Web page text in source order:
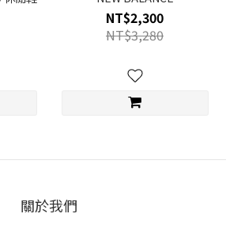
NT$2,300
NT$3,280
關於我們